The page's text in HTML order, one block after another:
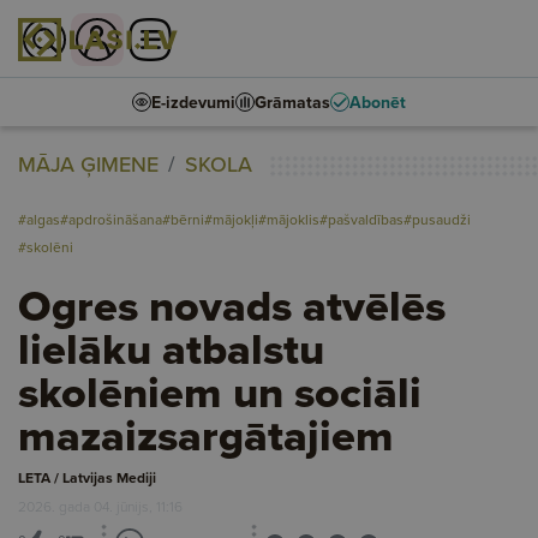
E-izdevumi Grāmatas Abonēt
MĀJA ĢIMENE SKOLA
#algas#apdrošināšana#bērni#mājokļi#mājoklis#pašvaldības#pusaudži
#skolēni
Ogres novads atvēlēs
lielāku atbalstu
skolēniem un sociāli
mazaizsargātajiem
LETA / Latvijas Mediji
2026. gada 04. jūnijs, 11:16